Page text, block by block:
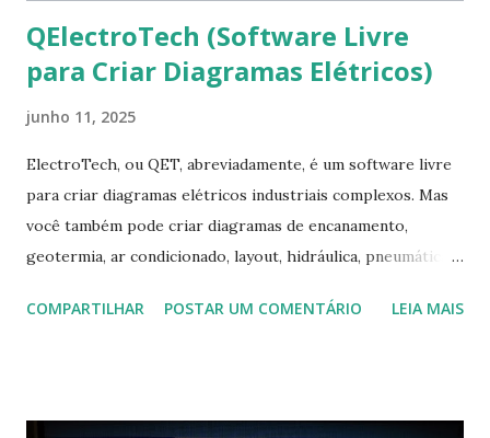
QElectroTech (Software Livre
para Criar Diagramas Elétricos)
junho 11, 2025
ElectroTech, ou QET, abreviadamente, é um software livre
para criar diagramas elétricos industriais complexos. Mas
você também pode criar diagramas de encanamento,
geotermia, ar condicionado, layout, hidráulica, pneumática,
Na última versão 0.100, a coleção contém mais de 8.000
COMPARTILHAR POSTAR UM COMENTÁRIO LEIA MAIS